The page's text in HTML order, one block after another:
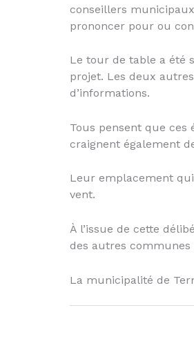
conseillers
prononcer pour ou
Le tour de table a été
projet. Les deux
d’informations.
Tous pensent que ces
craignent également
Leur emplacement
vent.
À l’issue de cette
des autres
La municipalité de